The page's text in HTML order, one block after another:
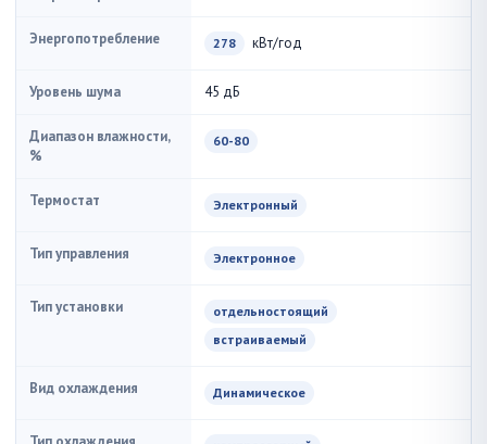
Энергопотребление 278 кВт/год
Уровень шума 45 дБ
Диапазон влажности,
%
60-80
Термостат Электронный
Тип управления Электронное
Тип установки
отдельностоящий
встраиваемый
Вид охлаждения Динамическое